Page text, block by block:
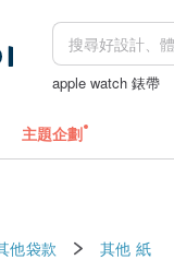
apple watch 錶帶
主題企劃
他袋款 其他 紙